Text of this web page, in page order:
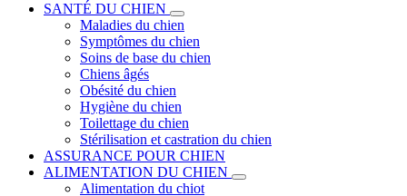
SANTÉ DU CHIEN
Maladies du chien
Symptômes du chien
Soins de base du chien
Chiens âgés
Obésité du chien
Hygiène du chien
Toilettage du chien
Stérilisation et castration du chien
ASSURANCE POUR CHIEN
ALIMENTATION DU CHIEN
Alimentation du chiot